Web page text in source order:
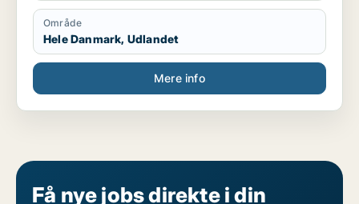
Område
Hele Danmark, Udlandet
Mere info
Få nye jobs direkte i din